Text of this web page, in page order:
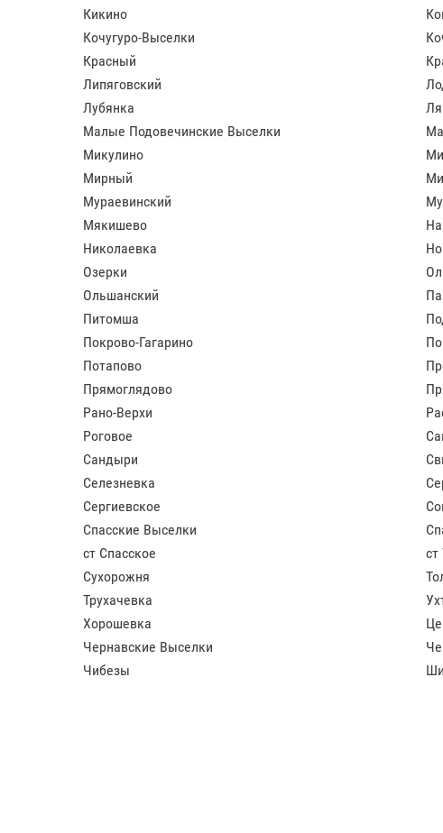
Кикино
Кочугуро-Выселки
Красный
Липяговский
Лубянка
Малые Подовечинские Выселки
Микулино
Мирный
Мураевинский
Мякишево
Николаевка
Озерки
Ольшанский
Питомша
Покрово-Гагарино
Потапово
Прямоглядово
Рано-Верхи
Роговое
Сандыри
Селезневка
Сергиевское
Спасские Выселки
ст Спасское
ст
Сухорожня
Трухачевка
Хорошевка
Чернавские Выселки
Чибезы